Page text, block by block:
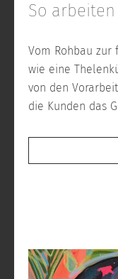
So arbeiten
Vom Rohbau zur
wie eine
von den
die Kunden das